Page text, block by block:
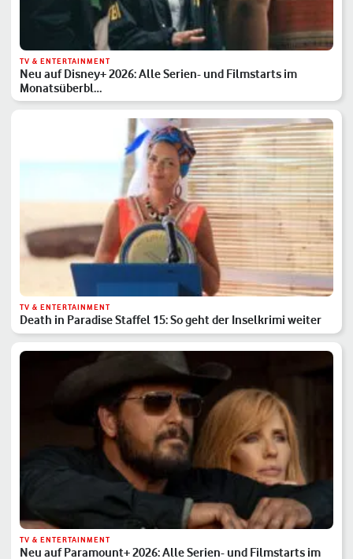
TV & ENTERTAINMENT
Neu auf Disney+ 2026: Alle Serien- und Filmstarts im
Monatsüberbl…
TV & ENTERTAINMENT
Death in Paradise Staffel 15: So geht der Inselkrimi weiter
TV & ENTERTAINMENT
Neu auf Paramount+ 2026: Alle Serien- und Filmstarts im